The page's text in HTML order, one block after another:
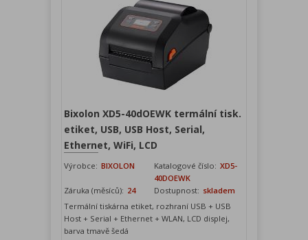
Bixolon XD5-40dOEWK termální tisk.
etiket, USB, USB Host, Serial,
Ethernet, WiFi, LCD
Výrobce: BIXOLON Katalogové číslo: XD5-
40DOEWK
Záruka (měsíců): 24 Dostupnost: skladem
Termální tiskárna etiket, rozhraní USB + USB
Host + Serial + Ethernet + WLAN, LCD displej,
barva tmavě šedá